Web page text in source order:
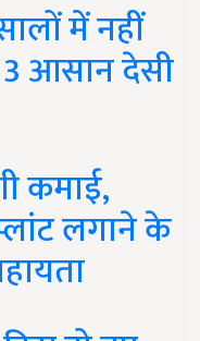
में नहीं
आसान देसी
कमाई,
लगाने के